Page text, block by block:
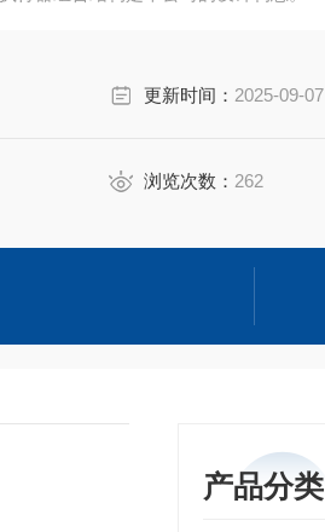
更新时间： 2025-09-07
浏览次数： 262
产品分类